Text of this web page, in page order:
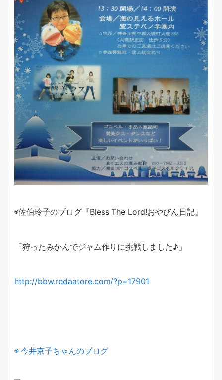
◉佐伯玲子のブログ『Bless The Lord!おやびん日記』
「狩ったみかんでジャム作りに挑戦しました♪」
http://bbw.redaatore.com/?p=17901
◉ 今井京子ちゃんのブログ